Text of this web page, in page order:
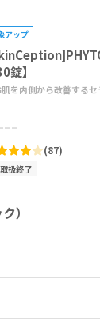
アップ
錠】
を内側から改善する
(87)
取扱終了
）